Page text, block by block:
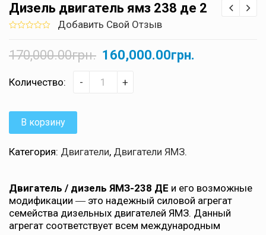
Дизель двигатель ямз 238 де 2
of
based
ratings
Добавить Свой Отзыв
170,000.00грн. 160,000.00грн.
Количество: - +
В корзину
Категория: Двигатели, Двигатели ЯМЗ.
Двигатель / дизель ЯМЗ-238 ДЕ и его возможные
модификации ― это надежный силовой агрегат
семейства дизельных двигателей ЯМЗ. Данный
агрегат соответствует всем международным